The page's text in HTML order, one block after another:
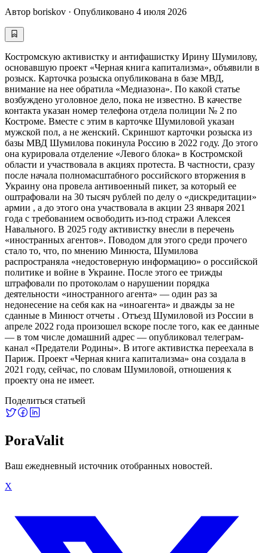
Автор boriskov · Опубликовано 4 июля 2026
Костромскую активистку и антифашистку Ирину Шумилову,
основавшую проект «Черная книга капитализма», объявили в
розыск. Карточка розыска опубликована в базе МВД,
внимание на нее обратила «Медиазона». По какой статье
возбуждено уголовное дело, пока не известно. В качестве
контакта указан номер телефона отдела полиции № 2 по
Костроме. Вместе с этим в карточке Шумиловой указан
мужской пол, а не женский. Скриншот карточки розыска из
базы МВД Шумилова покинула Россию в 2022 году. До этого
она курировала отделение «Левого блока» в Костромской
области и участвовала в акциях протеста. В частности, сразу
после начала полномасштабного российского вторжения в
Украину она провела антивоенный пикет, за который ее
оштрафовали на 30 тысяч рублей по делу о «дискредитации»
армии , а до этого она участвовала в акции 23 января 2021
года с требованием освободить из-под стражи Алексея
Навального. В 2025 году активистку внесли в перечень
«иностранных агентов». Поводом для этого среди прочего
стало то, что, по мнению Минюста, Шумилова
распространяла «недостоверную информацию» о российской
политике и войне в Украине. После этого ее трижды
штрафовали по протоколам о нарушении порядка
деятельности «иностранного агента» — один раз за
недонесение на себя как на «иноагента» и дважды за не
сданные в Минюст отчеты . Отъезд Шумиловой из России в
апреле 2022 года произошел вскоре после того, как ее данные
— в том числе домашний адрес — опубликовал телеграм-
канал «Предатели Родины». В итоге активистка переехала в
Париж. Проект «Черная книга капитализма» она создала в
2021 году, сейчас, по словам Шумиловой, отношения к
проекту она не имеет.
Поделиться статьей
PoraValit
Ваш ежедневный источник отобранных новостей.
X